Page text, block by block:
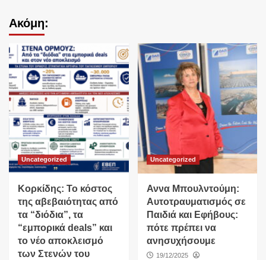
Ακόμη:
Uncategorized
Κορκίδης: Το κόστος
της αβεβαιότητας από
τα “διόδια”, τα
“εμπορικά deals” και
το νέο αποκλεισμό
των Στενών του
Uncategorized
Αννα Μπουλντούμη:
Αυτοτραυματισμός σε
Παιδιά και Εφήβους:
πότε πρέπει να
ανησυχήσουμε
19/12/2025